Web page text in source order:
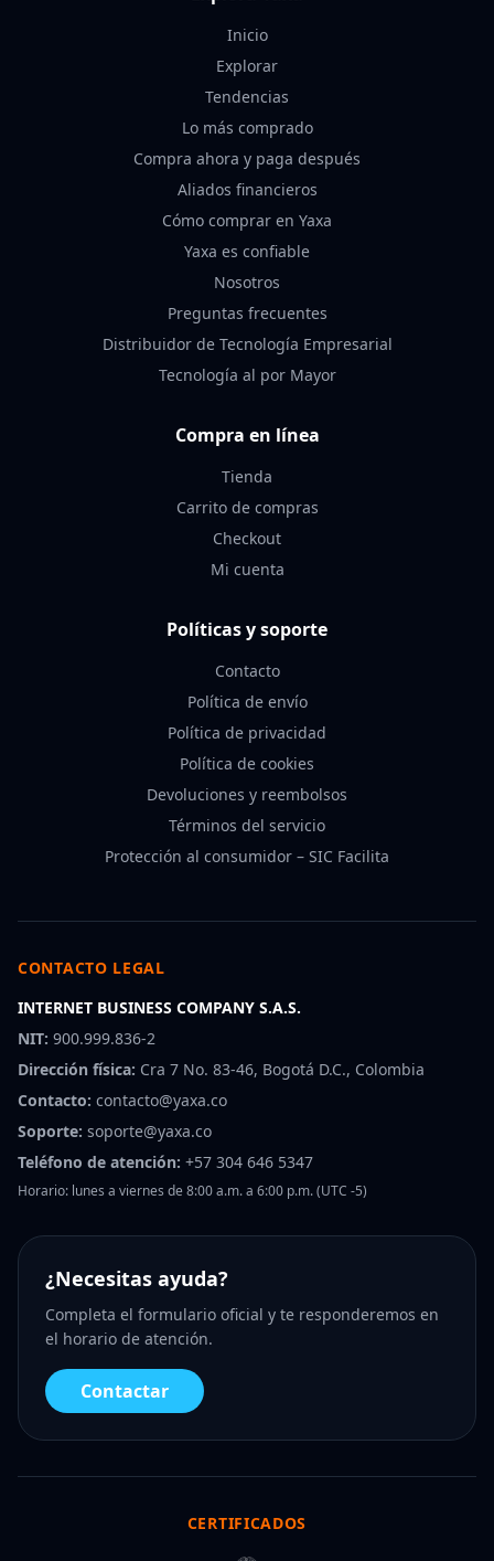
Inicio
Explorar
Tendencias
Lo más comprado
Compra ahora y paga después
Aliados financieros
Cómo comprar en Yaxa
Yaxa es confiable
Nosotros
Preguntas frecuentes
Distribuidor de Tecnología Empresarial
Tecnología al por Mayor
Compra en línea
Tienda
Carrito de compras
Checkout
Mi cuenta
Políticas y soporte
Contacto
Política de envío
Política de privacidad
Política de cookies
Devoluciones y reembolsos
Términos del servicio
Protección al consumidor – SIC Facilita
CONTACTO LEGAL
INTERNET BUSINESS COMPANY S.A.S.
NIT: 900.999.836-2
Dirección física: Cra 7 No. 83-46, Bogotá D.C., Colombia
Contacto: contacto@yaxa.co
Soporte: soporte@yaxa.co
Teléfono de atención: +57 304 646 5347
Horario: lunes a viernes de 8:00 a.m. a 6:00 p.m. (UTC -5)
¿Necesitas ayuda?
Completa el formulario oficial y te responderemos en
el horario de atención.
Contactar
CERTIFICADOS